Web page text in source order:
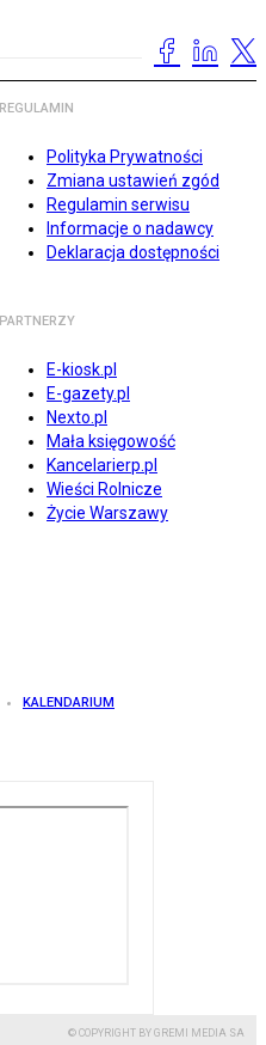
REGULAMIN
Polityka Prywatności
Zmiana ustawień zgód
Regulamin serwisu
Informacje o nadawcy
Deklaracja dostępności
PARTNERZY
E-kiosk.pl
E-gazety.pl
Nexto.pl
Mała księgowość
Kancelarierp.pl
Wieści Rolnicze
Życie Warszawy
KALENDARIUM
© COPYRIGHT BY GREMI MEDIA SA